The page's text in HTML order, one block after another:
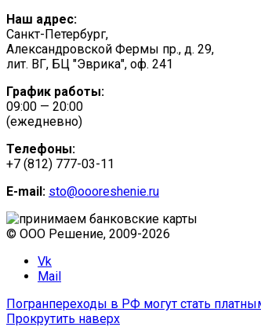
Наш адрес:
Санкт-Петербург,
Александровской Фермы пр., д. 29,
лит. ВГ, БЦ "Эврика", оф. 241
График работы:
09:00 — 20:00
(ежедневно)
Телефоны:
+7 (812) 777-03-11
E-mail: sto@oooreshenie.ru
© ООО Решение, 2009-2026
Vk
Mail
Погранпереходы в РФ могут стать
Прокрутить наверх